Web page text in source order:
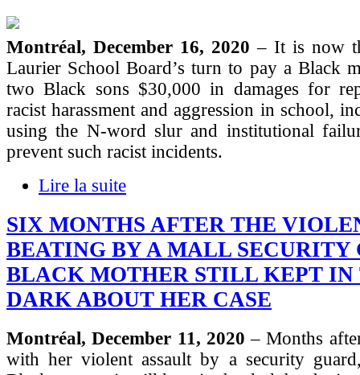
Montréal, December 16, 2020 – It is now
Laurier School Board’s turn to pay a Black
two Black sons $30,000 in damages for
racist harassment and aggression in school,
using the N-word slur and institutional
prevent such racist incidents.
Lire la suite
SIX MONTHS AFTER THE
BEATING BY A MALL SECURITY
BLACK MOTHER STILL KEPT IN
DARK ABOUT HER CASE
Montréal, December 11, 2020 – Months
with her violent assault by a security